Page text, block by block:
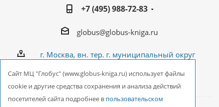
+7 (495) 988-72-83
globus@globus-kniga.ru
г. Москва, вн. тер. г. муниципальный округ
Cайт МЦ "Глобус" (www.globus-kniga.ru) использует файлы
cookie и другие средства сохранения и анализа действий
посетителей сайта подробнее в пользовательском